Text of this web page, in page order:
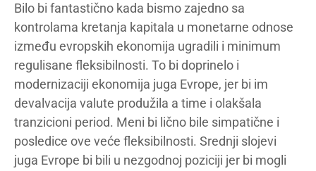
Bilo bi fantastično kada bismo zajedno sa
kontrolama kretanja kapitala u monetarne odnose
između evropskih ekonomija ugradili i minimum
regulisane fleksibilnosti. To bi doprinelo i
modernizaciji ekonomija juga Evrope, jer bi im
devalvacija valute produžila a time i olakšala
tranzicioni period. Meni bi lično bile simpatične i
posledice ove veće fleksibilnosti. Srednji slojevi
juga Evrope bi bili u nezgodnoj poziciji jer bi mogli